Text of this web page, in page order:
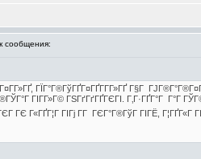
сообщения:
ГЇГ°Г®ГўГҐГ¤ГҐГ­Г­Г»ГҐ Г§Г
ГІГ­Г»Г© ГЅГґГґГҐГЄГІ. Г‚Г·ГҐГ°Г Г°Г
ГЄ Г«ГҐГ¦Г ГІГј Г­Г ГЄГ°Г®ГўГ ГІГЁ, Г¦ГҐГ«Г